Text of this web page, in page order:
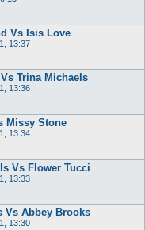
Vs Isis Love
13:37
Trina Michaels
13:36
Missy Stone
13:34
Vs Flower Tucci
13:33
Vs Abbey Brooks
13:30